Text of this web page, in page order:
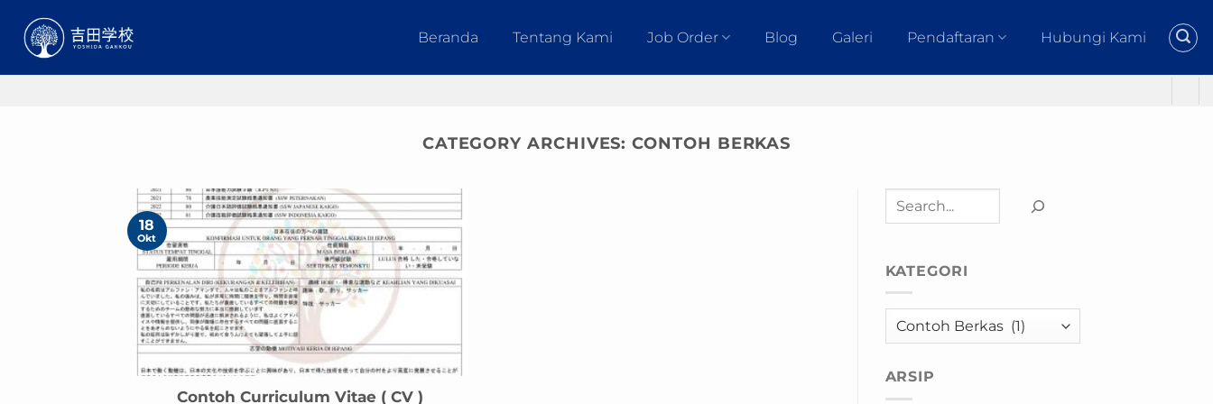
content
Beranda Tentang Kami Job Order Blog Galeri Pendaftaran Hubungi Kami
CATEGORY ARCHIVES:CONTOH BERKAS
Contoh Curriculum Vitae ( CV )
18
Okt
Cari
KATEGORI
Kategori
ARSIP